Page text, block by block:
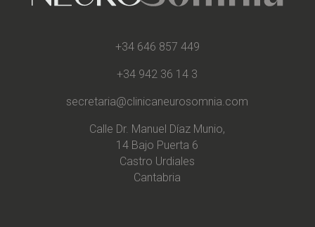
+34 646 857 449
+34 942 36 14 3
secretaria@clinicaneurosomnia.com
Calle Dr. Manuel Díaz Munio,
14 Bajo Puerta 6
Castro Urdiales
Cantabria